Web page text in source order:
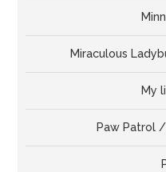
Miraculous
My
Paw Patrol